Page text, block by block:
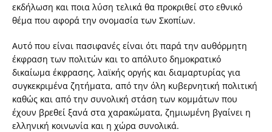
εκδήλωση και ποια λύση τελικά θα προκριθεί στο εθνικό
θέμα που αφορά την ονομασία των Σκοπίων.
Αυτό που είναι πασιφανές είναι ότι παρά την αυθόρμητη
έκφραση των πολιτών και το απόλυτο δημοκρατικό
δικαίωμα έκφρασης, λαϊκής οργής και διαμαρτυρίας για
συγκεκριμένα ζητήματα, από την όλη κυβερνητική πολιτική
καθώς και από την συνολική στάση των κομμάτων που
έχουν βρεθεί ξανά στα χαρακώματα, ζημιωμένη βγαίνει η
ελληνική κοινωνία και η χώρα συνολικά.